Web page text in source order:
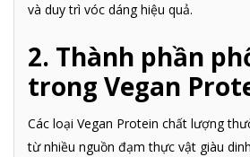
và duy trì vóc dáng hiệu quả.
2. Thành phần
trong Vegan
Các loại Vegan Protein chất lượng
từ nhiều nguồn đạm thực vật giàu